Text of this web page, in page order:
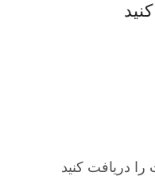
دریافت کنید